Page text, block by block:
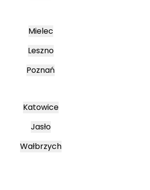
Mielec
Leszno
Poznań
Katowice
Jasło
Wałbrzych